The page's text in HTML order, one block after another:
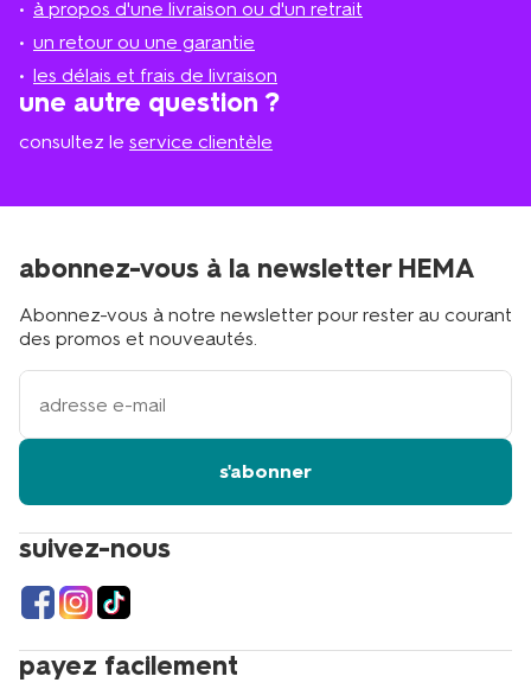
à propos d'une livraison ou d'un retrait
un retour ou une garantie
les délais et frais de livraison
une autre question ?
consultez le service clientèle
le
plus
proche
suivez-nous
payez facilement
abonnez-vous à la newsletter HEMA
Abonnez-vous à notre newsletter pour rester au courant
des promos et nouveautés.
votre
adresse
s'abonner